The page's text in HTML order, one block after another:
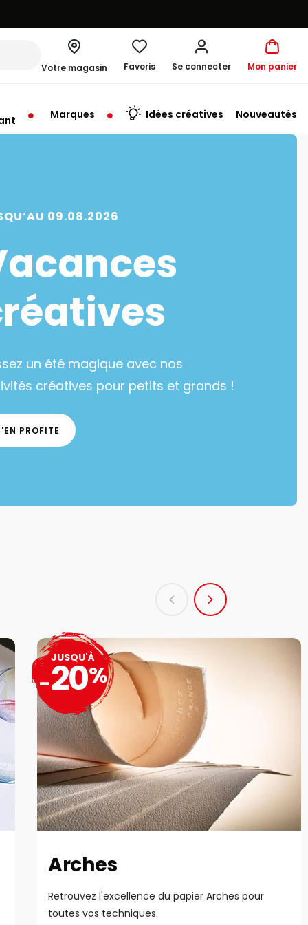
Votre magasin
à 10:00
Favoris Se connecter Mon panier
Marques Idées créatives Nouveautés
09.08.2026
un été magique avec nos
créatives pour petits et grands !
PROFITE
Arches
Retrouvez l'excellence du papier Arches pour
toutes vos techniques.
JUSQU'À
-20%